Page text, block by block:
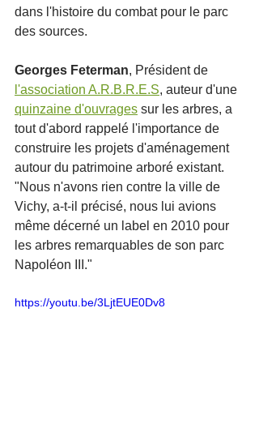
dans l'histoire du combat pour le parc
des sources.
Georges Feterman, Président de
l'association A.R.B.R.E.S, auteur d'une
quinzaine d'ouvrages sur les arbres, a
tout d'abord rappelé l'importance de
construire les projets d'aménagement
autour du patrimoine arboré existant.
"Nous n'avons rien contre la ville de
Vichy, a-t-il précisé, nous lui avions
même décerné un label en 2010 pour
les arbres remarquables de son parc
Napoléon III."
https://youtu.be/3LjtEUE0Dv8